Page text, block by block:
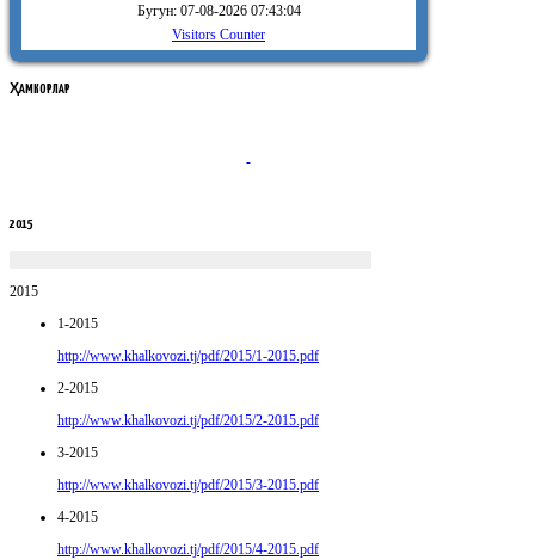
Бугун: 07-08-2026 07:43:04
Visitors Counter
ҲАМКОРЛАР
2015
2015
1-2015
http://www.khalkovozi.tj/pdf/2015/1-2015.pdf
2-2015
http://www.khalkovozi.tj/pdf/2015/2-2015.pdf
3-2015
http://www.khalkovozi.tj/pdf/2015/3-2015.pdf
4-2015
http://www.khalkovozi.tj/pdf/2015/4-2015.pdf